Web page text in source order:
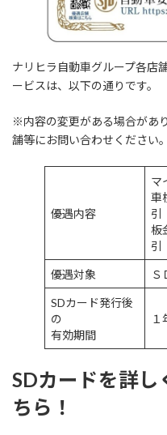
ナリヒラ自動車グループ各店
ービスは、以下の通りです。
※内容の変更がある場合があ
舗等にお問い合わせください。
優遇内容
マ
車
引
引
優遇対象 Ｓ
SDカード発行後
の
有効期間
１
SDカードを詳し
ちら！